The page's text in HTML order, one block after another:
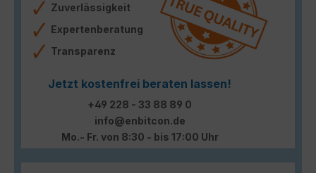
Zuverlässigkeit
Expertenberatung
Transparenz
Jetzt kostenfrei beraten lassen!
+49 228 - 33 88 89 0
info@enbitcon.de
Mo.- Fr. von 8:30 - bis 17:00 Uhr